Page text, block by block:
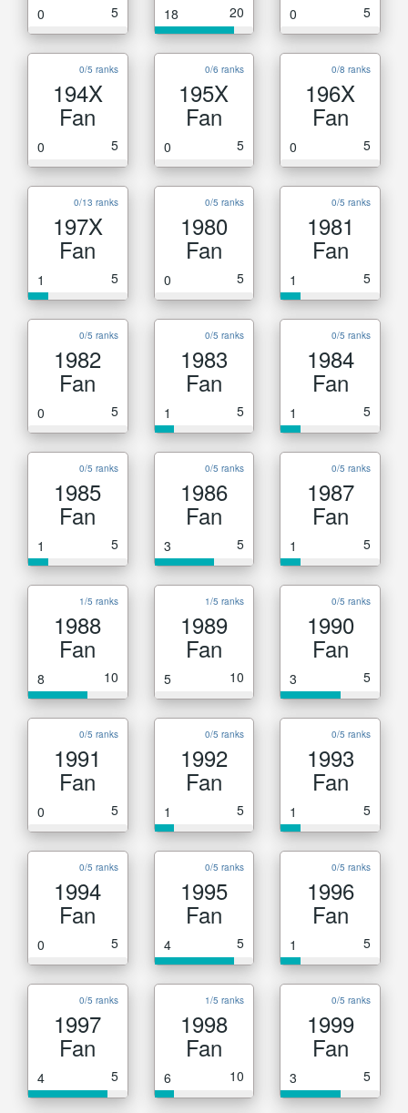
0 5 18 20 0 5
0/5 ranks
194X
Fan
0 5
0/6 ranks
195X
Fan
0 5
0/8 ranks
196X
Fan
0 5
0/13 ranks
197X
Fan
1 5
0/5 ranks
1980
Fan
0 5
0/5 ranks
1981
Fan
1 5
0/5 ranks
1982
Fan
0 5
0/5 ranks
1983
Fan
1 5
0/5 ranks
1984
Fan
1 5
0/5 ranks
1985
Fan
1 5
0/5 ranks
1986
Fan
3 5
0/5 ranks
1987
Fan
1 5
1/5 ranks
1988
Fan
8 10
1/5 ranks
1989
Fan
5 10
0/5 ranks
1990
Fan
3 5
0/5 ranks
1991
Fan
0 5
0/5 ranks
1992
Fan
1 5
0/5 ranks
1993
Fan
1 5
0/5 ranks
1994
Fan
0 5
0/5 ranks
1995
Fan
4 5
0/5 ranks
1996
Fan
1 5
0/5 ranks
1997
Fan
4 5
1/5 ranks
1998
Fan
6 10
0/5 ranks
1999
Fan
3 5